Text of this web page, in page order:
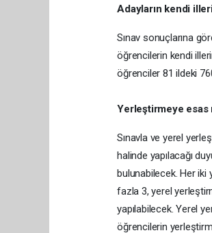
Adayların kendi
Sınav sonuçlarına
öğrencilerin kendi
öğrenciler 81 ildeki
Yerleştirmeye esas
Sınavla ve yerel
halinde yapılacağı
bulunabilecek. Her iki
fazla 3, yerel
yapılabilecek. Yerel
öğrencilerin